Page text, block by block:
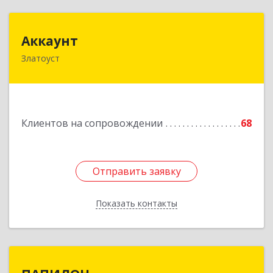
Аккаунт
Златоуст
Клиентов на сопровождении 68
Отправить заявку
Показать контакты
456200, Челябинская обл, Златоуст г, 40-летия
Отправить заявку
Назад